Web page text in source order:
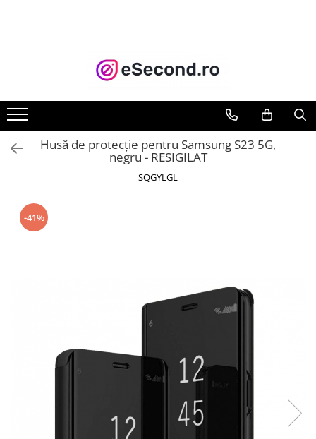
Accesorii Auto
Anvelope & Jante
Covorase auto
Echipamente pentru Atelier
Moto
Reparatii si echipamente auto
Gradinarit
Hobby-uri creative
Kit-uri automatizari porti si usi
Husă de protecție pentru Samsung S23 5G,
negru - RESIGILAT
SQGYLGL
-41%